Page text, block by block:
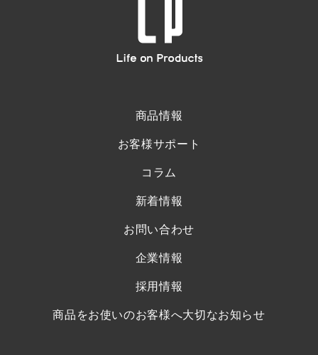
商品情報
お客様サポート
コラム
新着情報
お問い合わせ
企業情報
採用情報
商品をお使いのお客様へ大切なお知らせ